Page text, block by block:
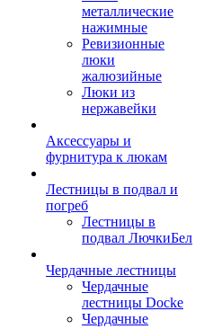
металлические
нажимные
Ревизионные
люки
жалюзийные
Люки из
нержавейки
Аксессуары и
фурнитура к люкам
Лестницы в подвал и
погреб
Лестницы в
подвал ЛючкиБел
Чердачные лестницы
Чердачные
лестницы Docke
Чердачные